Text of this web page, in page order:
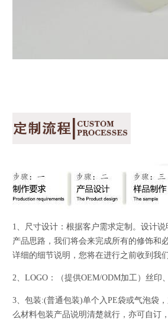
1、尺寸设计：根据客户需求定制。设计
产品思路，我们将会来完成所有的修饰和
详细的细节说明，您将在进行之前收到我
2、LOGO：（提供OEM/ODM加工）丝印
3、包装:(普通包装)单个入PE袋或气泡袋
么材料包装产品说明清楚就行，亦可自订